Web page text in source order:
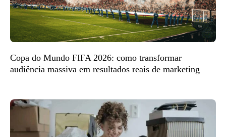
Copa do Mundo FIFA 2026: como transformar
audiência massiva em resultados reais de marketing